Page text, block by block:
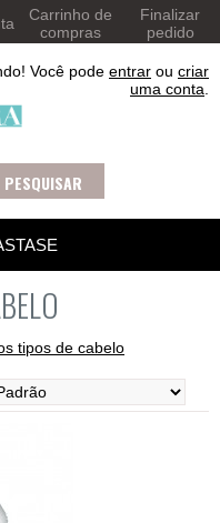
Carrinho de
compras
Finalizar
pedido
Você pode entrar ou criar
uma conta
tipos de cabelo